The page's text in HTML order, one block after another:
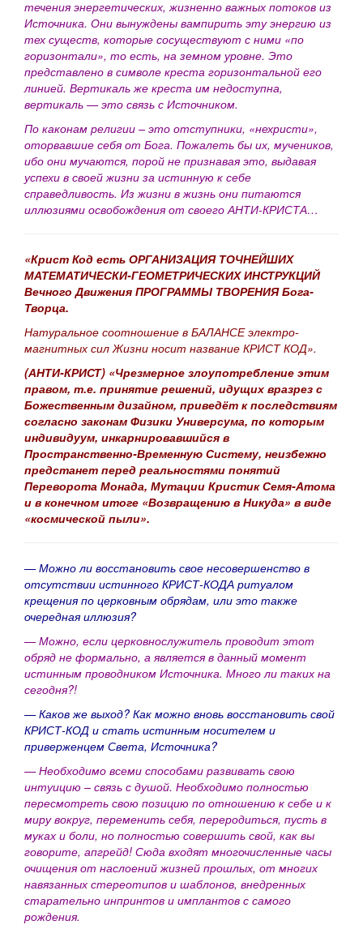
течения энергетических, жизненно важных потоков из
Источника. Они вынуждены вампирить эту энергию из
тех существ, которые сосуществуют с ними «по
горизонтали», то есть, на земном уровне. Это
представлено в символе креста горизонтальной его
линией. Вертикаль же креста им недоступна,
вертикаль — это связь с Источником.
По каконам религии – это отступники, «нехристи»,
оторвавшие себя от Бога. Пожалеть бы их, мучеников,
ибо они мучаются, порой не признавая это, выдавая
успехи в своей жизни за истинную к себе
справедливость. Из жизни в жизнь они питаются
иллюзиями освобождения от своего АНТИ-КРИСТА…
«Крист Код есть ОРГАНИЗАЦИЯ ТОЧНЕЙШИХ
МАТЕМАТИЧЕСКИ-ГЕОМЕТРИЧЕСКИХ ИНСТРУКЦИЙ
Вечного Движения ПРОГРАММЫ ТВОРЕНИЯ Бога-
Творца.
Натуральное соотношение в БАЛАНСЕ электро-
магнитных сил Жизни носит название КРИСТ КОД».
(АНТИ-КРИСТ) «Чрезмерное злоупотребление этим
правом, т.е. принятие решений, идущих вразрез с
Божественным дизайном, приведёт к последствиям
согласно законам Физики Универсума, по которым
индивидуум, инкарнировавшийся в
Пространственно-Временную Систему, неизбежно
предстанет перед реальностями понятий
Переворота Монада, Мутации Кристик Семя-Атома
и в конечном итоге «Возвращению в Никуда» в виде
«космической пыли».
— Можно ли восстановить свое несовершенство в
отсутствии истинного КРИСТ-КОДА ритуалом
крещения по церковным обрядам, или это также
очередная иллюзия?
— Можно, если церковнослужитель проводит этот
обряд не формально, а является в данный момент
истинным проводником Источника. Много ли таких на
сегодня?!
— Каков же выход? Как можно вновь восстановить свой
КРИСТ-КОД и стать истинным носителем и
приверженцем Света, Источника?
— Необходимо всеми способами развивать свою
интуицию – связь с душой. Необходимо полностью
пересмотреть свою позицию по отношению к себе и к
миру вокруг, переменить себя, переродиться, пусть в
муках и боли, но полностью совершить свой, как вы
говорите, апгрейд! Сюда входят многочисленные часы
очищения от наслоений жизней прошлых, от многих
навязанных стереотипов и шаблонов, внедренных
старательно инпринтов и имплантов с самого
рождения.